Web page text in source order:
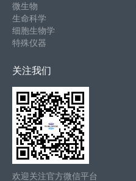
微生物
生命科学
细胞生物学
特殊仪器
关注我们
欢迎关注官方微信平台